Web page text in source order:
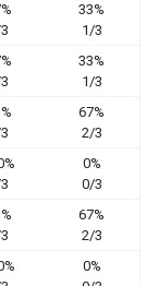
33%
1/3
33%
1/3
67%
2/3
0%
0/3
67%
2/3
0%